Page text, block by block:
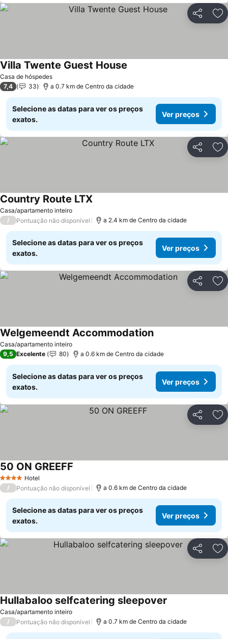
Partilhar
Casa de hóspedes
Villa Twente Guest House
7,4 33 a 0.7 km de Centro da cidade
Selecione as datas para ver os preços
exatos.
Ver preços
Partilhar
Casa/apartamento inteiro
Country Route LTX
/ Pontuação não disponível a 2.4 km de Centro da cidade
Selecione as datas para ver os preços
exatos.
Ver preços
Partilhar
Casa/apartamento inteiro
Welgemeendt Accommodation
9,5 Excelente 80 a 0.6 km de Centro da cidade
Selecione as datas para ver os preços
exatos.
Ver preços
Partilhar
4 EstrelasHotel
50 ON GREEFF
/ Pontuação não disponível a 0.6 km de Centro da cidade
Selecione as datas para ver os preços
exatos.
Ver preços
Partilhar
Casa/apartamento inteiro
Hullabaloo selfcatering sleepover
/ Pontuação não disponível a 0.7 km de Centro da cidade